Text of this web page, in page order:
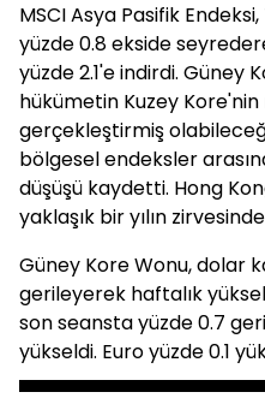
MSCI Asya Pasifik
yüzde 0.8 ekside
yüzde 2.1'e indirdi. Güney
hükümetin Kuzey
gerçekleştirmiş
bölgesel endeksler
düşüşü kaydetti. Hong
yaklaşık bir yılın
Güney Kore Wonu, dolar
gerileyerek haftalık
son seansta yüzde 0.7
yükseldi. Euro yüzde 0.1